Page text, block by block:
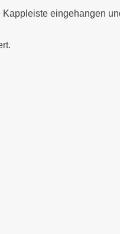
eingehangen